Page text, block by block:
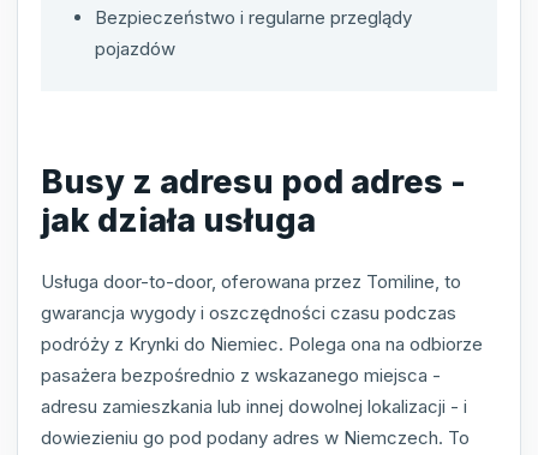
Bezpieczeństwo i regularne przeglądy
pojazdów
Busy z adresu pod adres -
jak działa usługa
Usługa door-to-door, oferowana przez Tomiline, to
gwarancja wygody i oszczędności czasu podczas
podróży z Krynki do Niemiec. Polega ona na odbiorze
pasażera bezpośrednio z wskazanego miejsca -
adresu zamieszkania lub innej dowolnej lokalizacji - i
dowiezieniu go pod podany adres w Niemczech. To